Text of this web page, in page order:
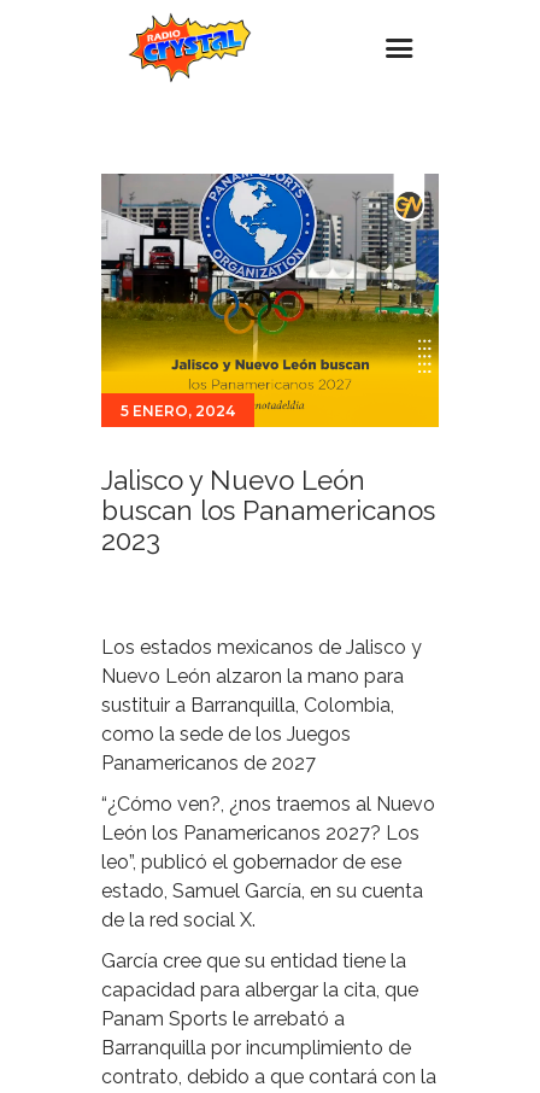
Estaciones
Eventos
Promociones
Noticias
Para ti
Contacto
5 ENERO, 2024
Jalisco y Nuevo León
buscan los Panamericanos
2023
Los estados mexicanos de Jalisco y
Nuevo León alzaron la mano para
sustituir a Barranquilla, Colombia,
como la sede de los Juegos
Panamericanos de 2027
“¿Cómo ven?, ¿nos traemos al Nuevo
León los Panamericanos 2027? Los
leo”, publicó el gobernador de ese
estado, Samuel García, en su cuenta
de la red social X.
García cree que su entidad tiene la
capacidad para albergar la cita, que
Panam Sports le arrebató a
Barranquilla por incumplimiento de
contrato, debido a que contará con la